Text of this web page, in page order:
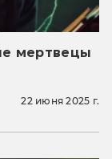
мертвецы
22 июня 2025 г.